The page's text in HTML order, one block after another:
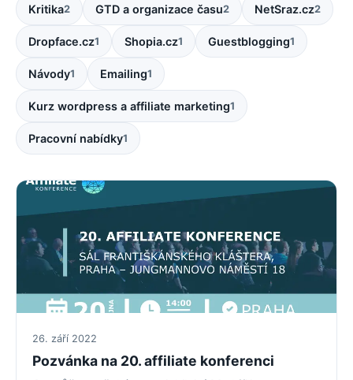
Kritika2 GTD a organizace času2 NetSraz.cz2
Dropface.cz1 Shopia.cz1 Guestblogging1
Návody1 Emailing1
Kurz wordpress a affiliate marketing1
Pracovní nabídky1
26. září 2022
Pozvánka na 20. affiliate konferenci